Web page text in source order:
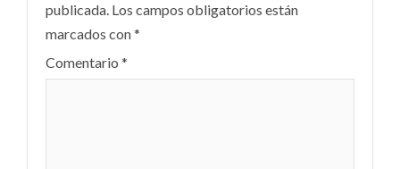
publicada. Los campos obligatorios están
marcados con*
Comentario *